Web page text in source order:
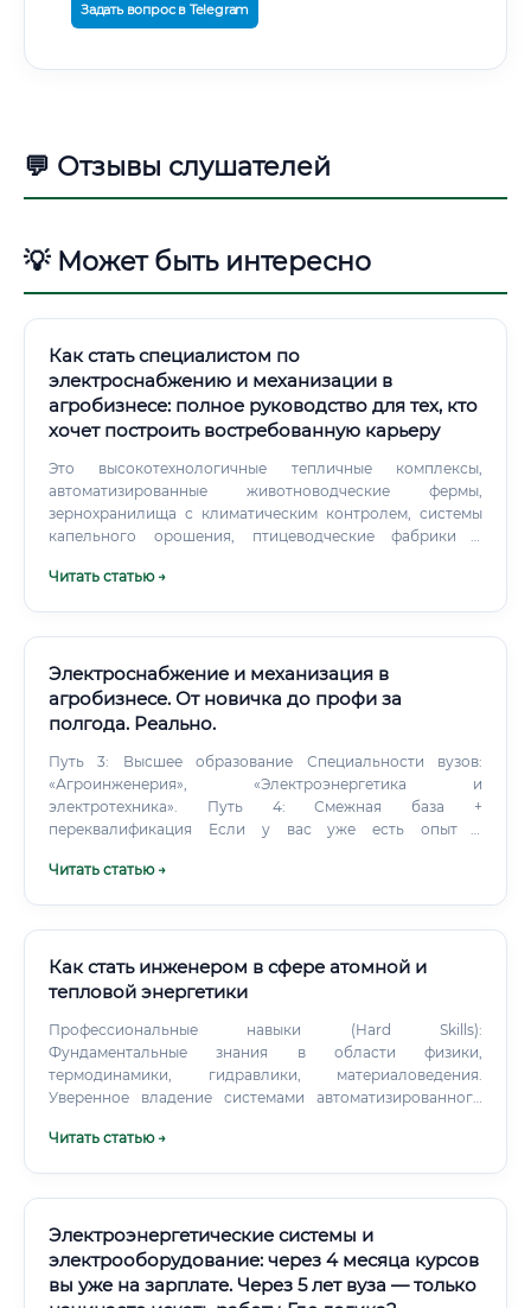
Задать вопрос в Telegram
💬 Отзывы слушателей
💡 Может быть интересно
Как стать специалистом по
электроснабжению и механизации в
агробизнесе: полное руководство для тех, кто
хочет построить востребованную карьеру
Это высокотехнологичные тепличные комплексы,
автоматизированные животноводческие фермы,
зернохранилища с климатическим контролем, системы
капельного орошения, птицеводческие фабрики с
грамотного электроснабжения и механизации.
Читать статью →
Электроснабжение и механизация в
агробизнесе. От новичка до профи за
полгода. Реально.
Путь 3: Высшее образование Специальности вузов:
«Агроинженерия», «Электроэнергетика и
электротехника». Путь 4: Смежная база +
переквалификация Если у вас уже есть опыт в
пройти курсы переквалификации, срок 1–3 месяца.
Читать статью →
Как стать инженером в сфере атомной и
тепловой энергетики
Профессиональные навыки (Hard Skills):
Фундаментальные знания в области физики,
термодинамики, гидравлики, материаловедения.
Уверенное владение системами автоматизированного
Revit, Aveva.
Читать статью →
Электроэнергетические системы и
электрооборудование: через 4 месяца курсов
вы уже на зарплате. Через 5 лет вуза — только